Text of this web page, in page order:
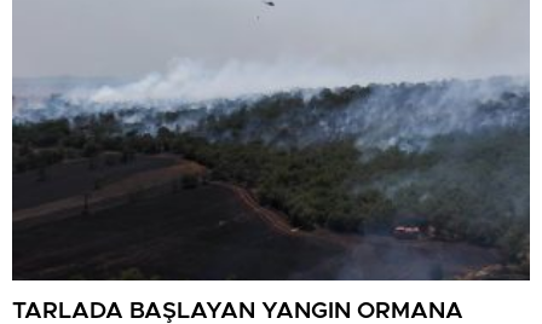
TARLADA BAŞLAYAN YANGIN ORMANA